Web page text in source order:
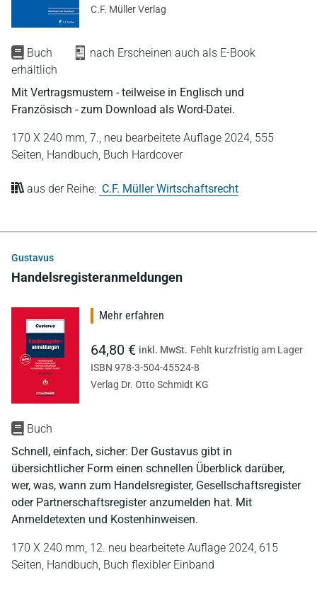
Buch
nach Erscheinen auch als E-Book
erhältlich
Mit Vertragsmustern - teilweise in Englisch und
Französisch - zum Download als Word-Datei.
170 X 240 mm, 7., neu bearbeitete Auflage 2024, 555
Seiten, Handbuch, Buch Hardcover
aus der Reihe: C.F. Müller Wirtschaftsrecht
C.F. Müller Verlag
Gustavus
Handelsregisteranmeldungen
Buch
Schnell, einfach, sicher: Der Gustavus gibt in
übersichtlicher Form einen schnellen Überblick darüber,
wer, was, wann zum Handelsregister, Gesellschaftsregister
oder Partnerschaftsregister anzumelden hat. Mit
Anmeldetexten und Kostenhinweisen.
170 X 240 mm, 12. neu bearbeitete Auflage 2024, 615
Seiten, Handbuch, Buch flexibler Einband
Mehr erfahren
64,80 € inkl. MwSt. Fehlt kurzfristig am Lager
ISBN 978-3-504-45524-8
Verlag Dr. Otto Schmidt KG